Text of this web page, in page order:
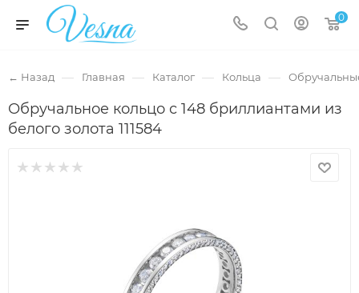
0
← Назад — Главная — Каталог — Кольца —
Обручальное кольцо с 148 бриллиантами из
белого золота 111584